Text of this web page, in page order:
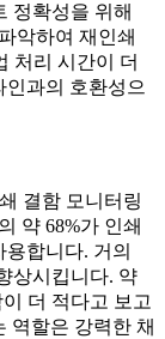
정확성을 위해
악하여 재인쇄
처리 시간이 더
과의 호환성으
결함 모니터링
약 68%가 인쇄
합니다. 거의
상시킵니다. 약
더 적다고 보고
역할은 강력한 채